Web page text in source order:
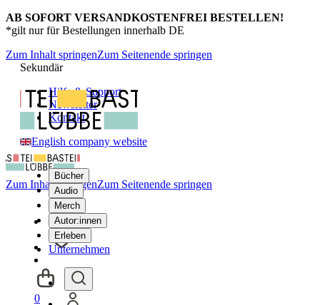
AB SOFORT VERSANDKOSTENFREI BESTELLEN!
*gilt nur für Bestellungen innerhalb DE
Zum Inhalt springenZum Seitenende springen
Sekundär
Hilfe & Support
Newsletter
Kontakt
English company website
Bücher
Audio
Merch
Autor:innen
Erleben
Unternehmen
Zum Inhalt springenZum Seitenende springen
0